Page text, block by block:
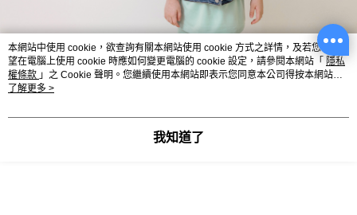
本網站中使用 cookie，欲查詢有關本網站使用 cookie 方式之詳情，及若您不希
望在電腦上使用 cookie 時應如何變更電腦的 cookie 設定，請參閱本網站「 隱私
權條款 」之 Cookie 聲明。您繼續使用本網站即表示您同意本公司得按本網站使
用條款之 Cookie 聲明使用 cookie。
了解更多 >
我知道了